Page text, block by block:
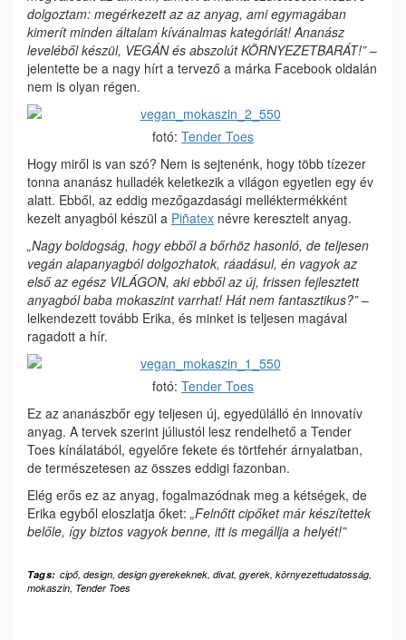
dolgoztam: megérkezett az az anyag, ami egymagában
kimerít minden általam kívánalmas kategóriát! Ananász
leveléből készül, VEGÁN és abszolút KÖRNYEZETBARÁT!”–
jelentette be a nagy hírt a tervező a márka Facebook oldalán
nem is olyan régen.
fotó: Tender Toes
Hogy miről is van szó? Nem is sejtenénk, hogy több tízezer
tonna ananász hulladék keletkezik a világon egyetlen egy év
alatt. Ebből, az eddig mezőgazdasági melléktermékként
kezelt anyagból készül a Piñatex névre keresztelt anyag.
„Nagy boldogság, hogy ebből a bőrhöz hasonló, de teljesen
vegán alapanyagból dolgozhatok, ráadásul, én vagyok az
első az egész VILÁGON, aki ebből az új, frissen fejlesztett
anyagból baba mokaszint varrhat! Hát nem fantasztikus?”–
lelkendezett tovább Erika, és minket is teljesen magával
ragadott a hír.
fotó: Tender Toes
Ez az ananászbőr egy teljesen új, egyedülálló én innovatív
anyag. A tervek szerint júliustól lesz rendelhető a Tender
Toes kínálatából, egyelőre fekete és törtfehér árnyalatban,
de természetesen az összes eddigi fazonban.
Elég erős ez az anyag, fogalmazódnak meg a kétségek, de
Erika egyből eloszlatja őket: „Felnőtt cipőket már készítettek
belőle, így biztos vagyok benne, itt is megállja a helyét!”
Tags: cipő, design, design gyerekeknek, divat, gyerek, környezettudatosság,
mokaszin, Tender Toes